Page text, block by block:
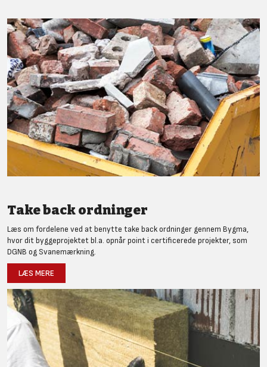
Take back ordninger
Læs om fordelene ved at benytte take back ordninger gennem Bygma,
hvor dit byggeprojektet bl.a. opnår point i certificerede projekter, som
DGNB og Svanemærkning.
LÆS MERE